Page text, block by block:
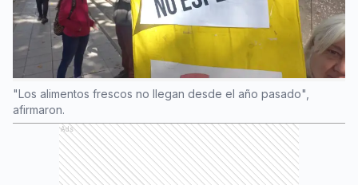
"Los alimentos frescos no llegan desde el año pasado",
afirmaron.
Ads